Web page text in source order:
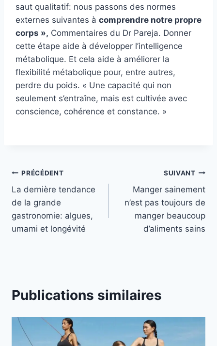
saut qualitatif: nous passons des normes
externes suivantes à comprendre notre propre
corps », Commentaires du Dr Pareja. Donner
cette étape aide à développer l’intelligence
métabolique. Et cela aide à améliorer la
flexibilité métabolique pour, entre autres,
perdre du poids. « Une capacité qui non
seulement s’entraîne, mais est cultivée avec
conscience, cohérence et constance. »
Navigation
de
l’article
PRÉCÉDENT
La dernière tendance
de la grande
gastronomie: algues,
umami et longévité
SUIVANT
Manger sainement
n’est pas toujours de
manger beaucoup
d’aliments sains
Publications similaires